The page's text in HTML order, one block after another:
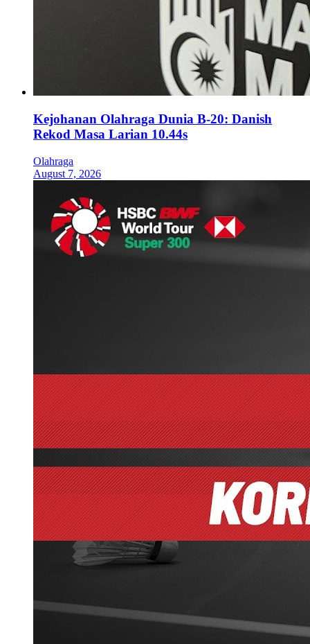
Kejohanan Olahraga Dunia B-20: Danish
Rekod Masa Larian 10.44s
Olahraga
August 7, 2026